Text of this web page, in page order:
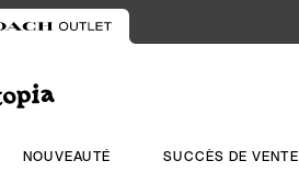
NOUVEAUTÉ SUCCÈS DE VENTE